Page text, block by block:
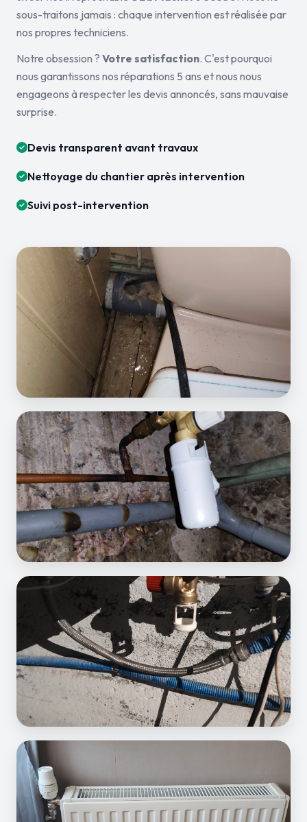
sous-traitons jamais : chaque intervention est réalisée par
nos propres techniciens.
Notre obsession ? Votre satisfaction. C'est pourquoi
nous garantissons nos réparations 5 ans et nous nous
engageons à respecter les devis annoncés, sans mauvaise
surprise.
Devis transparent avant travaux
Nettoyage du chantier après intervention
Suivi post-intervention